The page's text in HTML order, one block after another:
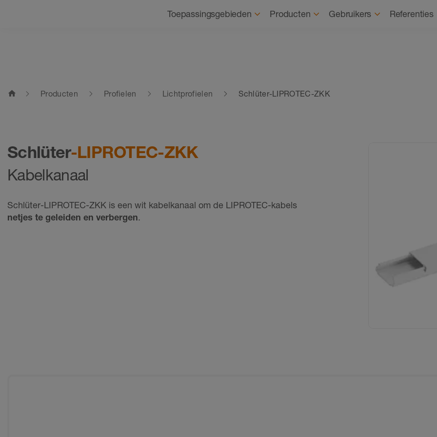
Over ons
Toepassingsgebieden Producten Gebruikers Referenties
home Producten Profielen Lichtprofielen Schlüter-LIPROTEC-ZKK
Schlüter-LIPROTEC-ZKK
Kabelkanaal
Schlüter-LIPROTEC-ZKK is een wit kabelkanaal om de LIPROTEC-kabels
netjes te geleiden en verbergen.